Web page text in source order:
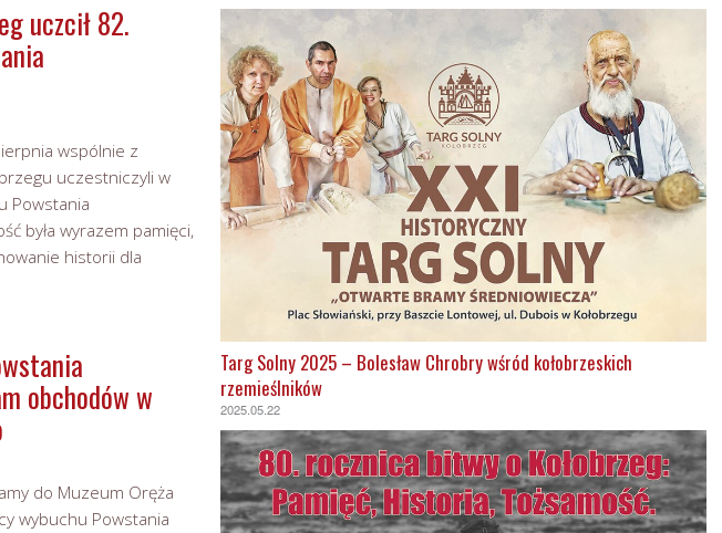
uczcił 82.
wspólnie z
uczestniczyli w
Powstania
była wyrazem pamięci,
historii dla
obchodów w
do Muzeum Oręża
wybuchu Powstania
Targ Solny 2025 – Bolesław Chrobry wśród kołobrzeskich
rzemieślników
2025.05.22